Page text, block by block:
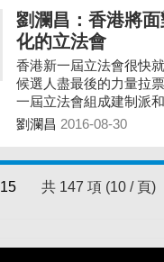
候。
劉瀾昌：香港將
化的立法會
香港新一屆立法會很快
候選人盡最後的力量拉
一屆立法會組成建制派
的格局不會有大的變化
劉瀾昌 2016-08-30
15 共 147 項 (10 / 頁)